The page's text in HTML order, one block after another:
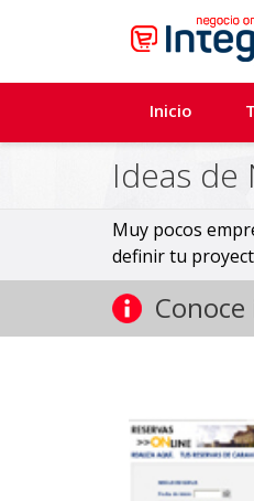
Inicio
Ideas de
Muy pocos
definir tu